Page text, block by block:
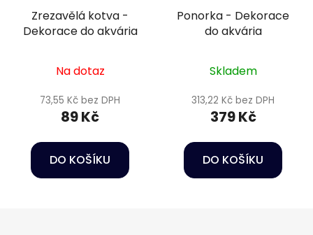
Zrezavělá kotva -
Dekorace do akvária
Na dotaz
73,55 Kč bez DPH
89 Kč
DO KOŠÍKU
Ponorka - Dekorace
do akvária
Skladem
313,22 Kč bez DPH
379 Kč
DO KOŠÍKU